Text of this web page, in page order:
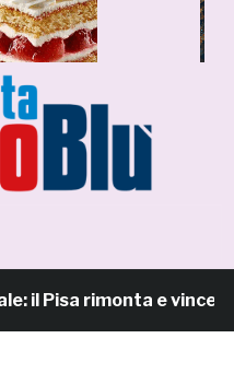
Pisa rimonta e vince 7-4